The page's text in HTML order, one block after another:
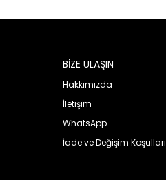
BİZE ULAŞIN
Hakkımızda
İletişim
WhatsApp
İade ve Değişim Koşulları